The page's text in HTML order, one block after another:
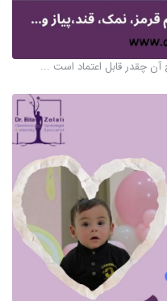
چقدر قابل اعتماد است ...